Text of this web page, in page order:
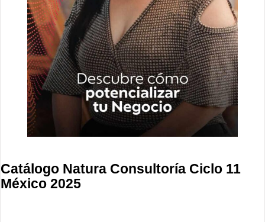
Catálogo Natura Consultoría Ciclo 11
México 2025